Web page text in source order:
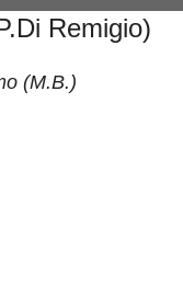
Remigio)
(M.B.)